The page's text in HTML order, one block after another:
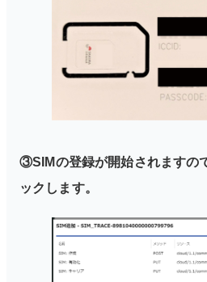
③SIMの登録が開始されますの
ックします。